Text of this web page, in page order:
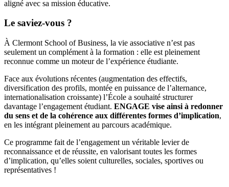
aligné avec sa mission éducative.
Le saviez-vous ?
À Clermont School of Business, la vie associative n’est pas
seulement un complément à la formation : elle est pleinement
reconnue comme un moteur de l’expérience étudiante.
Face aux évolutions récentes (augmentation des effectifs,
diversification des profils, montée en puissance de l’alternance,
internationalisation croissante) l’École a souhaité structurer
davantage l’engagement étudiant. ENGAGE vise ainsi à redonner
du sens et de la cohérence aux différentes formes d’implication,
en les intégrant pleinement au parcours académique.
Ce programme fait de l’engagement un véritable levier de
reconnaissance et de réussite, en valorisant toutes les formes
d’implication, qu’elles soient culturelles, sociales, sportives ou
représentatives !